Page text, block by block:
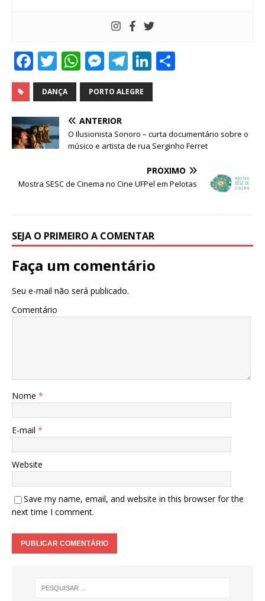
F
a
c
e
b
o
o
k
T
w
it
te
r
W
h
at
s
A
p
p
M
e
ss
e
n
g
r
T
el
e
ra
m
Li
n
k
dI
n
DANÇA PORTO ALEGRE
ANTERIOR
O Ilusionista Sonoro – curta documentário sobre o
músico e artista de rua Serginho Ferret
PRÓXIMO
Mostra SESC de Cinema no Cine UFPel em Pelotas
SEJA O PRIMEIRO A COMENTAR
Faça um comentário
Seu e-mail não será publicado.
Comentário
Nome *
E-mail *
Website
Save my name, email, and website in this browser for the
next time I comment.